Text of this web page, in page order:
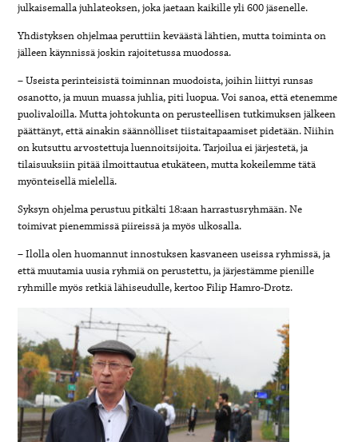
julkaisemalla juhlateoksen, joka jaetaan kaikille yli 600 jäsenelle.
Yhdistyksen ohjelmaa peruttiin keväästä lähtien, mutta toiminta on
jälleen käynnissä joskin rajoitetussa muodossa.
– Useista perinteisistä toiminnan muodoista, joihin liittyi runsas
osanotto, ja muun muassa juhlia, piti luopua. Voi sanoa, että etenemme
puolivaloilla. Mutta johtokunta on perusteellisen tutkimuksen jälkeen
päättänyt, että ainakin säännölliset tiistaitapaamiset pidetään. Niihin
on kutsuttu arvostettuja luennoitsijoita. Tarjoilua ei järjestetä, ja
tilaisuuksiin pitää ilmoittautua etukäteen, mutta kokeilemme tätä
myönteisellä mielellä.
Syksyn ohjelma perustuu pitkälti 18:aan harrastusryhmään. Ne
toimivat pienemmissä piireissä ja myös ulkosalla.
– Ilolla olen huomannut innostuksen kasvaneen useissa ryhmissä, ja
että muutamia uusia ryhmiä on perustettu, ja järjestämme pienille
ryhmille myös retkiä lähiseudulle, kertoo Filip Hamro-Drotz.